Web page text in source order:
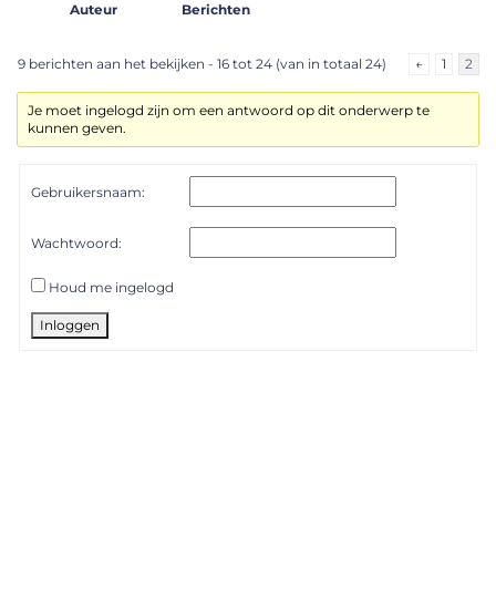
Auteur Berichten
9 berichten aan het bekijken - 16 tot 24 (van in totaal 24) ← 1 2
Je moet ingelogd zijn om een antwoord op dit onderwerp te
kunnen geven.
Gebruikersnaam:
Wachtwoord:
Houd me ingelogd
Inloggen